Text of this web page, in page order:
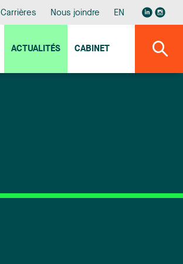
Carrières Nous joindre EN
ACTUALITÉS CABINET